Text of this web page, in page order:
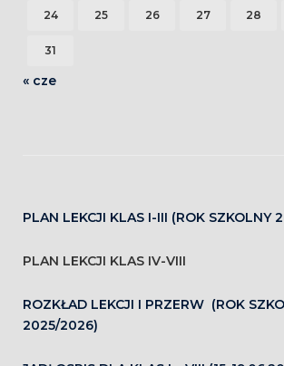
24 25 26 27 28
31
« cze
PLAN LEKCJI KLAS I-III (ROK SZKOLNY
PLAN LEKCJI KLAS IV-VIII
ROZKŁAD LEKCJI I PRZERW (ROK
2025/2026)